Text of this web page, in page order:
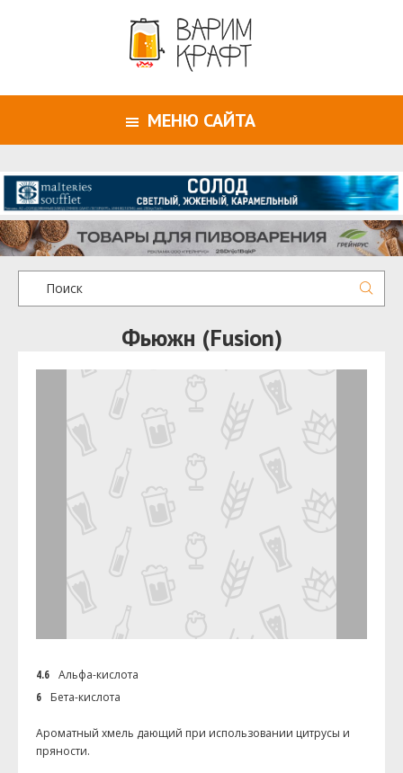
МЕНЮ САЙТА
Фьюжн (Fusion)
4.6 Альфа-кислота
6
Бета-кислота
Ароматный хмель дающий при использовании цитрусы и
пряности.